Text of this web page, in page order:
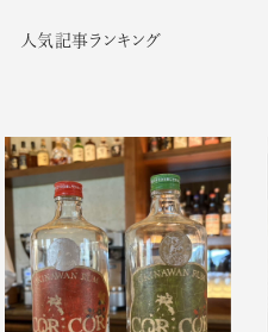
人気記事ランキング